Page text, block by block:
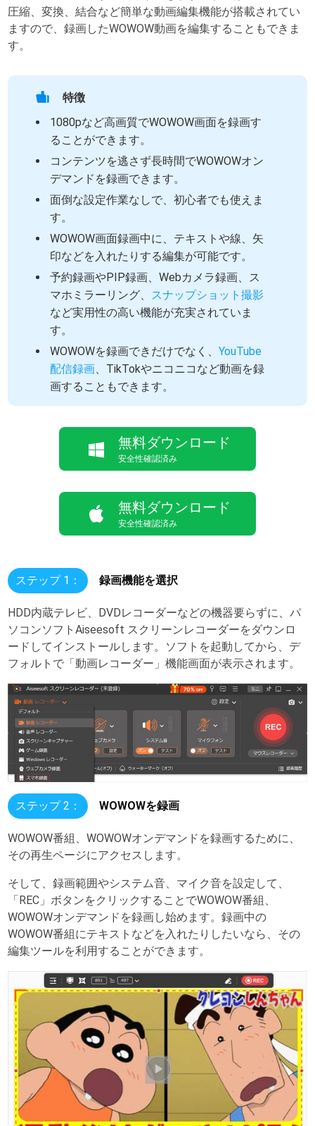
圧縮、変換、結合など簡単な動画編集機能が搭載されてい
ますので、録画したWOWOW動画を編集することもできま
す。
特徴
1080pなど高画質でWOWOW画面を録画す
ることができます。
コンテンツを逃さず長時間でWOWOWオン
デマンドを録画できます。
面倒な設定作業なしで、初心者でも使えま
す。
WOWOW画面録画中に、テキストや線、矢
印などを入れたりする編集が可能です。
予約録画やPIP録画、Webカメラ録画、ス
マホミラーリング、 スナップショット撮影
など実用性の高い機能が充実されていま
す。
WOWOWを録画できだけでなく、YouTube
配信録画 、TikTokやニコニコなど動画を録
画することもできます。
無料ダウンロード
安全性確認済み
無料ダウンロード
安全性確認済み
ステップ 1： 録画機能を選択
HDD内蔵テレビ、DVDレコーダーなどの機器要らずに、パ
ソコンソフトAiseesoft スクリーンレコーダーをダウンロ
ードしてインストールします。ソフトを起動してから、デ
フォルトで「動画レコーダー」機能画面が表示されます。
ステップ 2： WOWOWを録画
WOWOW番組、WOWOWオンデマンドを録画するために、
その再生ページにアクセスします。
そして、録画範囲やシステム音、マイク音を設定して、
「REC」ボタンをクリックすることでWOWOW番組、
WOWOWオンデマンドを録画し始めます。録画中の
WOWOW番組にテキストなどを入れたりしたいなら、その
編集ツールを利用することができます。